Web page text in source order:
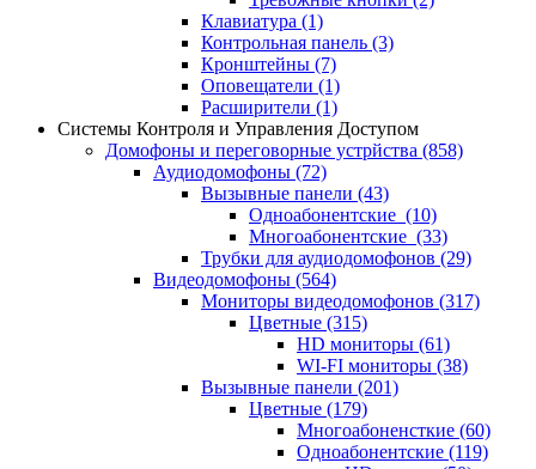
Клавиатура (1)
Контрольная панель (3)
Кронштейны (7)
Оповещатели (1)
Расширители (1)
Системы Контроля и Управления Доступом
Домофоны и переговорные устрйства (858)
Аудиодомофоны (72)
Вызывные панели (43)
Одноабонентские (10)
Многоабонентские (33)
Трубки для аудиодомофонов (29)
Видеодомофоны (564)
Мониторы видеодомофонов (317)
Цветные (315)
HD мониторы (61)
WI-FI мониторы (38)
Вызывные панели (201)
Цветные (179)
Многоабоненсткие (60)
Одноабонентские (119)